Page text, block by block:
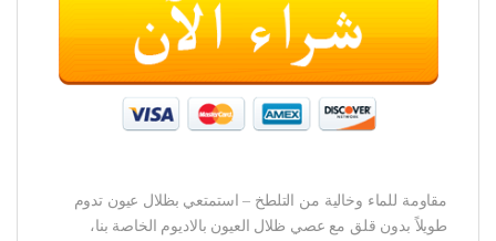
مقاومة للماء وخالية من التلطخ – استمتعي بظلال عيون تدوم
طويلاً بدون قلق مع عصي ظلال العيون بالاديوم الخاصة بنا،